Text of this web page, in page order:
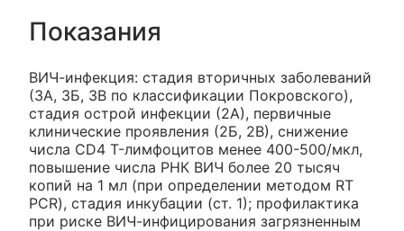
Показания
ВИЧ-инфекция: стадия вторичных заболеваний
(3А, 3Б, 3В по классификации Покровского),
стадия острой инфекции (2А), первичные
клинические проявления (2Б, 2В), снижение
числа CD4 T-лимфоцитов менее 400-500/мкл,
повышение числа РНК ВИЧ более 20 тысяч
копий на 1 мл (при определении методом RT
PCR), стадия инкубации (ст. 1); профилактика
при риске ВИЧ-инфицирования загрязненным